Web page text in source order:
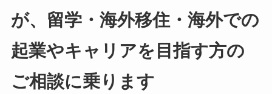
が、 留学・海外移住・海外での
起業やキャリアを目指す方の
ご相談に乗ります